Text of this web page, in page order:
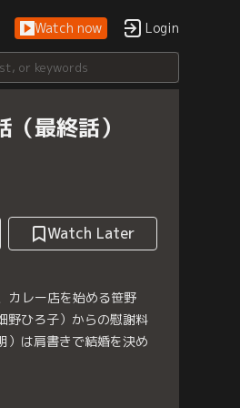
Watch now Login
最終話）
Watch Later
カレー店を始める笹野
野ひろ子）からの慰謝料
）は肩書きで結婚を決め